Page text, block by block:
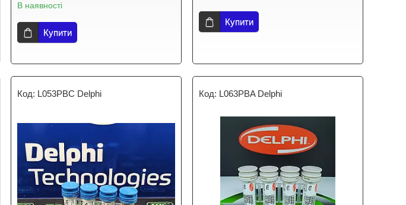
В наявності
Купити
Купити
L053PBC Delphi L063PBA Delphi